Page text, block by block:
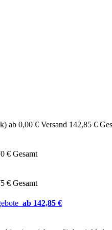
ab 0,00 € Versand 142,85 €
€ Gesamt
€ Gesamt
ab 142,85 €